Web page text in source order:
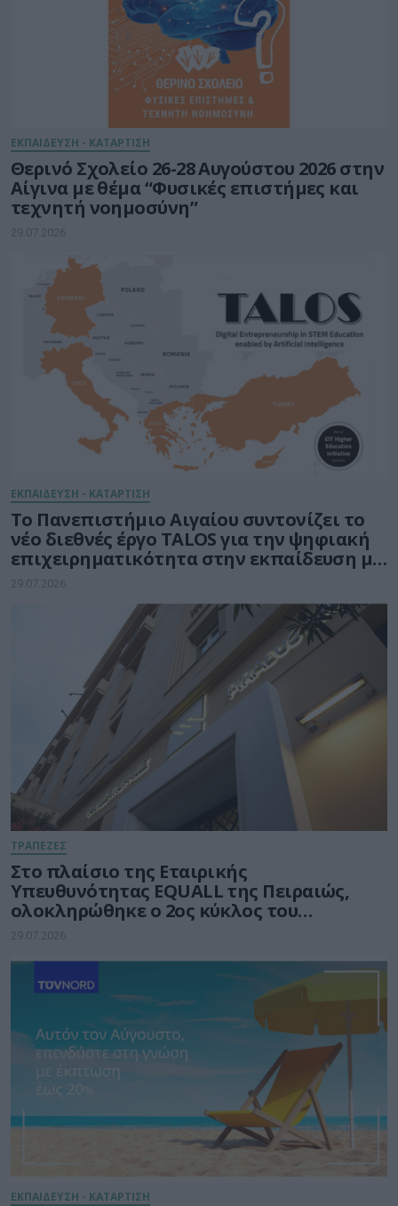
ΕΚΠΑΙΔΕΥΣΗ - ΚΑΤΑΡΤΙΣΗ
Θερινό Σχολείο 26-28 Αυγούστου 2026 στην
Αίγινα με θέμα “Φυσικές επιστήμες και
τεχνητή νοημοσύνη”
29.07.2026
ΕΚΠΑΙΔΕΥΣΗ - ΚΑΤΑΡΤΙΣΗ
Το Πανεπιστήμιο Αιγαίου συντονίζει το
νέο διεθνές έργο TALOS για την ψηφιακή
επιχειρηματικότητα στην εκπαίδευση με
τη δύναμη της Τεχνητής Νοημοσύνης
29.07.2026
ΤΡΑΠΕΖΕΣ
Στο πλαίσιο της Εταιρικής
Υπευθυνότητας EQUALL της Πειραιώς,
ολοκληρώθηκε ο 2ος κύκλος του
προγράμματος GenAI Empowered
29.07.2026
ΕΚΠΑΙΔΕΥΣΗ - ΚΑΤΑΡΤΙΣΗ